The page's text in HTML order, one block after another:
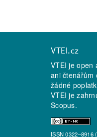
VTEI.cz
VTEI je open
ani čtenářům
žádné
VTEI je
Scopus.
ISSN 0322–8916